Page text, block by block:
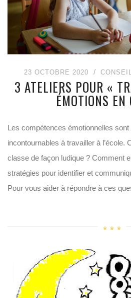
23 OCTOBRE 2020
3 ATELIERS POUR «
ÉMOTIONS EN
Les compétences émotionnelles
incontournables à travailler à l’école.
classe de façon ludique ? Comment
stratégies pour identifier et
Pour vous aider à répondre à ces